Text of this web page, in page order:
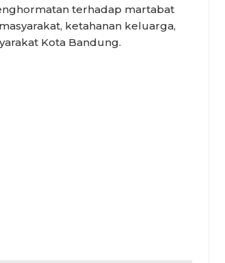
terhadap martabat
ketahanan keluarga,
Kota Bandung.